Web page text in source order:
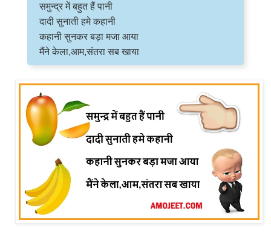
समुन्द्र में बहुत हैं पानी
दादी सुनाती हमे कहानी
कहानी सुनकर बड़ा मजा आया
मैंने केला,आम,संतरा सब खाया